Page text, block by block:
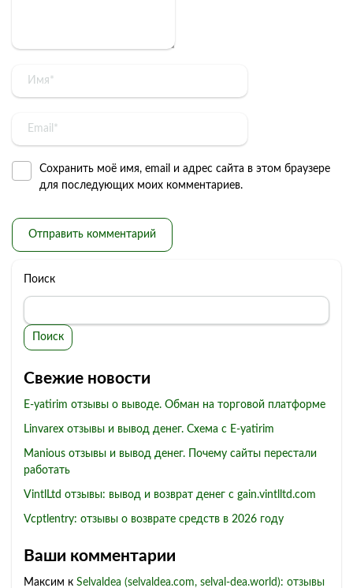
Сохранить моё имя, email и адрес сайта в этом браузере
для последующих моих комментариев.
Поиск
Поиск
Свежие новости
E-yatirim отзывы о выводе. Обман на торговой платформе
Linvarex отзывы и вывод денег. Схема с E-yatirim
Manious отзывы и вывод денег. Почему сайты перестали
работать
VintlLtd отзывы: вывод и возврат денег с gain.vintlltd.com
Vcptlentry: отзывы о возврате средств в 2026 году
Ваши комментарии
Максим к Selvaldea (selvaldea.com, selval-dea.world): отзывы